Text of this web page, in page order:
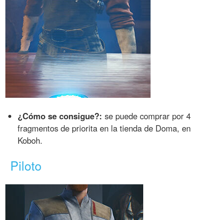
¿Cómo se consigue?: se puede comprar por 4
fragmentos de priorita en la tienda de Doma, en
Koboh.
Piloto